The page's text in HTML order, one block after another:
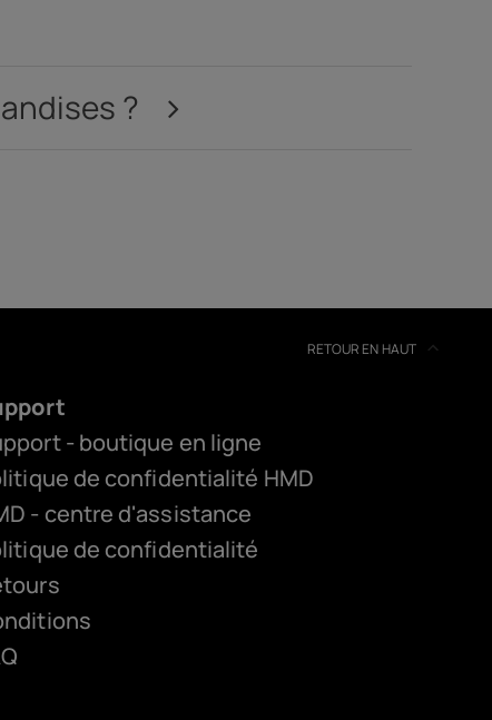
?
RETOUR EN HAUT
- boutique en ligne
de confidentialité HMD
- centre d'assistance
de confidentialité